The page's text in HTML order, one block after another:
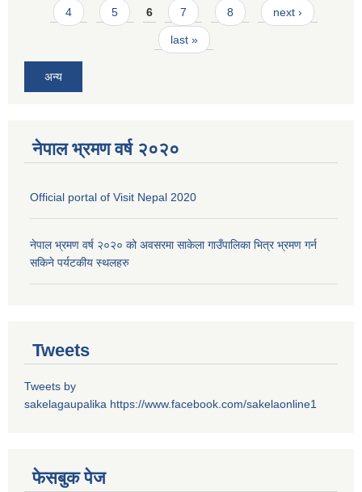
4 5 6 7 8 next ›
last »
अन्य
नेपाल भ्रमण वर्ष २०२०
Official portal of Visit Nepal 2020
नेपाल भ्रमण वर्ष २०२० को अवसरमा साकेला गाउँपालिका भित्र भ्रमण गर्न
सकिने पर्यटकीय स्थलहरु
Tweets
Tweets by
sakelagaupalika https://www.facebook.com/sakelaonline1
फेसबुक पेज